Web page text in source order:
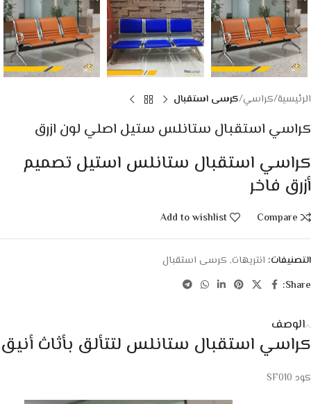
الرئيسية كراسي كرسى استقبال
كراسي استقبال ستانلس ستيل اصلي لون ازرق
كراسي استقبال ستانلس استيل تصميم
أزرق فاخر
Compare
Add to wishlist
التصنيفات: انتريهات, كرسى استقبال
Share:
الوصف
كراسي استقبال ستانلس لتتألق بأثاث أنيق
كود SF010